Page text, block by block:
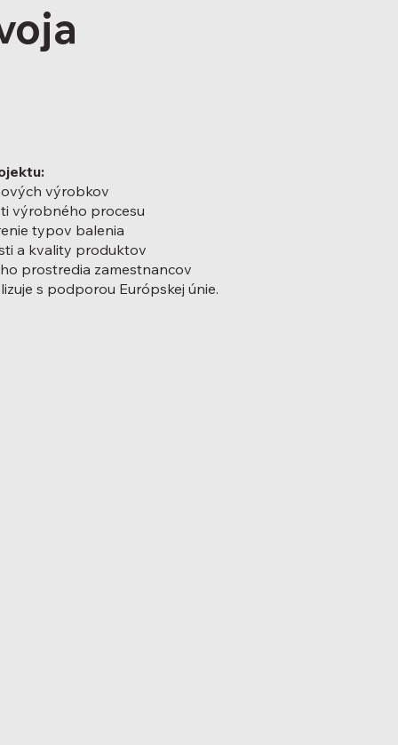
výrobkov
výrobného procesu
typov balenia
a kvality produktov
prostredia zamestnancov
s podporou Európskej únie.